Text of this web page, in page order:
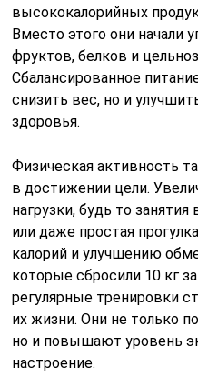
высококалорийных
Вместо этого они начали
фруктов, белков и
Сбалансированное
снизить вес, но и
здоровья.
Физическая активность
в достижении цели.
нагрузки, будь то занятия
или даже простая
калорий и улучшению
которые сбросили 10 кг
регулярные тренировки
их жизни. Они не только
но и повышают уровень
настроение.